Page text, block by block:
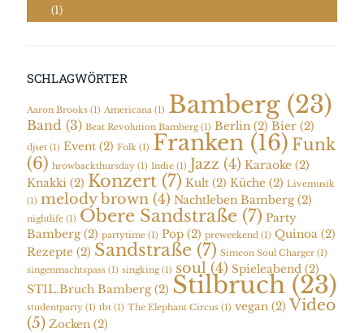
(1)
SCHLAGWÖRTER
Aaron Brooks (1) Americana (1) Bamberg (23)
Band (3) Beat Revolution Bamberg(1) Berlin (2) Bier (2)
djset (1) Event (2) Folk (1) Franken (16) Funk
(6) hrowbackthursday (1) Indie (1) Jazz (4) Karaoke (2)
Knakki (2) Konzert (7) Kult (2) Küche (2) Livemusik
(1) melody brown (4) Nachtleben Bamberg(2)
nightlife (1) Obere Sandstraße (7) Party
Bamberg(2) partytime (1) Pop (2) preweekend (1) Quinoa (2)
Rezepte (2) Sandstraße (7) Simeon Soul Charger (1)
singenmachtspass (1) singking(1) soul (4) Spieleabend (2)
STIL.Bruch Bamberg(2) Stilbruch (23)
studentparty (1) tbt (1) The Elephant Circus (1) vegan (2) Video
(5) Zocken (2)